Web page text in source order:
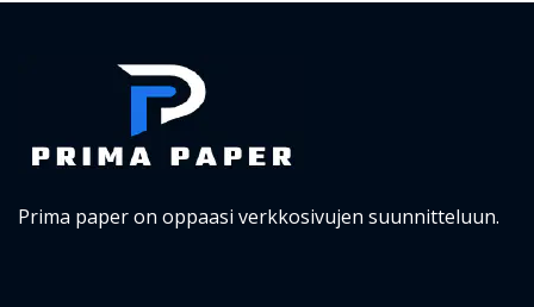
Prima paper on oppaasi verkkosivujen suunnitteluun.